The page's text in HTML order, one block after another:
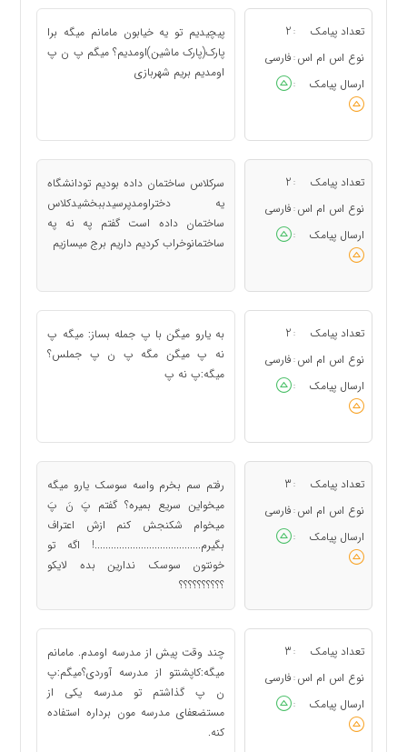
تعداد پیامک :
2
نوع اس ام اس : فارسی
ارسال پیامک
:
پیچیدیم تو یه خیابون مامانم میگه برا
پارک(پارک ماشین)اومدیم؟ میگم پ ن پ
اومدیم بریم شهربازی
تعداد پیامک :
2
نوع اس ام اس : فارسی
ارسال پیامک
:
سرکلاس ساختمان داده بودیم تودانشگاه
یه دختراومدپرسیدببخشیدکلاس
ساختمان داده است گفتم په نه په
ساختمانوخراب کردیم داریم برج میسازیم
تعداد پیامک :
2
نوع اس ام اس : فارسی
ارسال پیامک
:
به یارو میگن با پ جمله بساز: میگه پ
نه پ میگن مگه پ ن پ جملس؟
میگه:پ نه پ
تعداد پیامک :
3
نوع اس ام اس : فارسی
ارسال پیامک
:
رفتم سم بخرم واسه سوسک یارو میگه
میخواین سریع بمیره؟ گفتم پَ نَ پَ
میخوام شکنجش کنم ازش اعتراف
بگیرم.......................................! اگه تو
خونتون سوسک ندارین بده لایکو
؟؟؟؟؟؟؟؟؟؟
تعداد پیامک :
3
نوع اس ام اس : فارسی
ارسال پیامک
:
چند وقت پیش از مدرسه اومدم. مامانم
میگه:کاپشنتو از مدرسه آوردی؟میگم:پ
ن پ گذاشتم تو مدرسه یکی از
مستضعفای مدرسه مون برداره استفاده
کنه.